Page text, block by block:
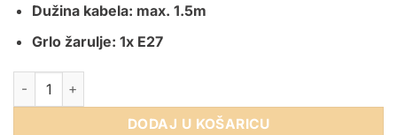
Dužina kabela: max. 1.5m
Grlo žarulje: 1x E27
VISILICA KD8621/700 količina
DODAJ U KOŠARICU